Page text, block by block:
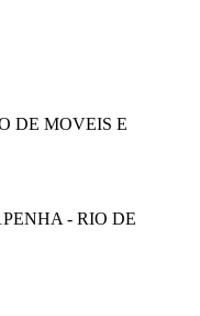
DE MOVEIS E
PENHA - RIO DE